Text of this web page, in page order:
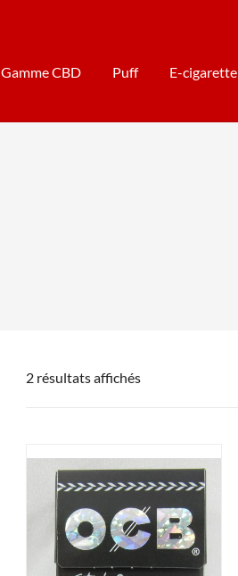
Gamme CBD Puff E-cigarette
2 résultats affichés